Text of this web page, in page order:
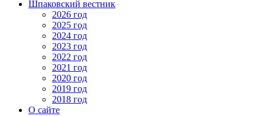
Шпаковский вестник
2026 год
2025 год
2024 год
2023 год
2022 год
2021 год
2020 год
2019 год
2018 год
О сайте